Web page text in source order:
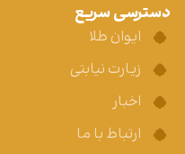
دسترسی سریع
ایوان طلا
زیارت نیابتی
اخبار
ارتباط با ما